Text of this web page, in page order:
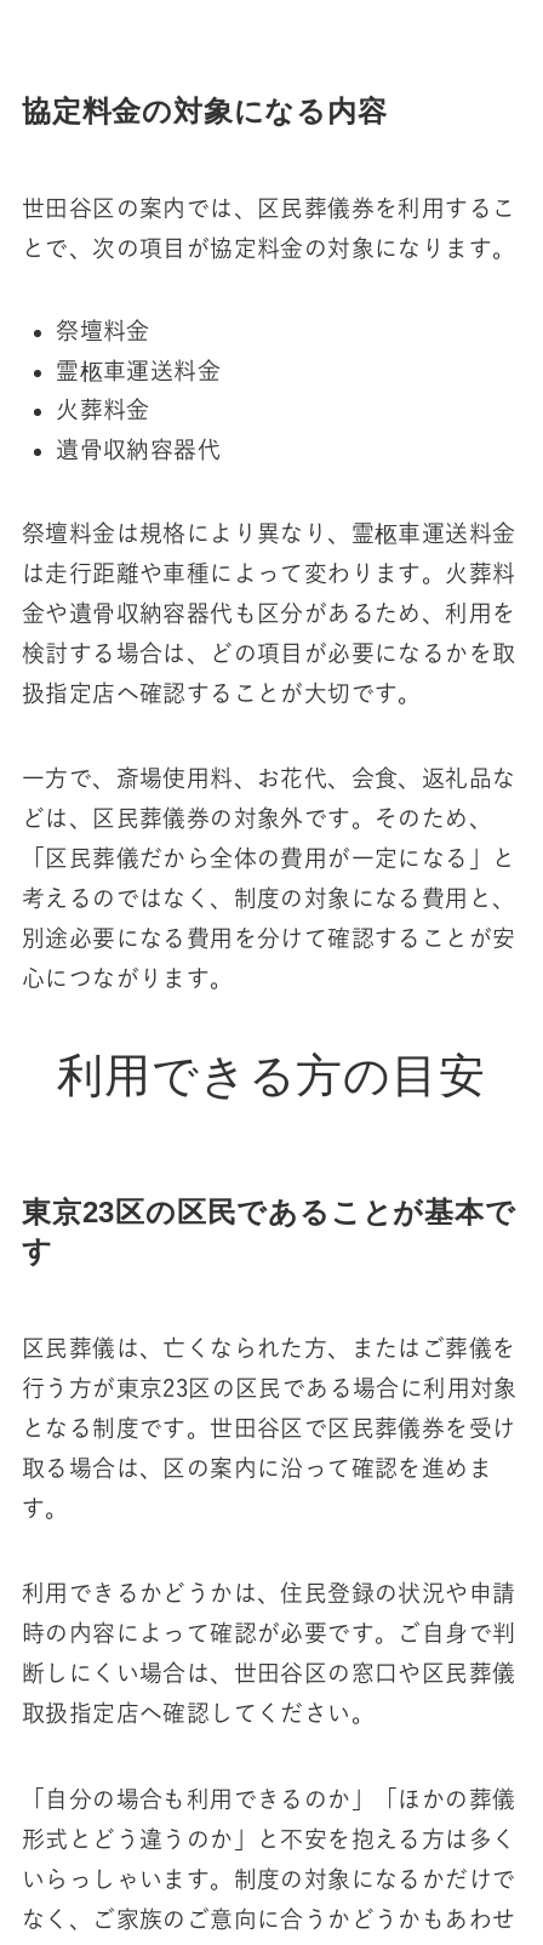
協定料金の対象になる内容
世田谷区の案内では、区民葬儀券を利用するこ
とで、次の項目が協定料金の対象になります。
祭壇料金
霊柩車運送料金
火葬料金
遺骨収納容器代
祭壇料金は規格により異なり、霊柩車運送料金
は走行距離や車種によって変わります。火葬料
金や遺骨収納容器代も区分があるため、利用を
検討する場合は、どの項目が必要になるかを取
扱指定店へ確認することが大切です。
一方で、斎場使用料、お花代、会食、返礼品な
どは、区民葬儀券の対象外です。そのため、
「区民葬儀だから全体の費用が一定になる」と
考えるのではなく、制度の対象になる費用と、
別途必要になる費用を分けて確認することが安
心につながります。
利用できる方の目安
東京23区の区民であることが基本で
す
区民葬儀は、亡くなられた方、またはご葬儀を
行う方が東京23区の区民である場合に利用対象
となる制度です。世田谷区で区民葬儀券を受け
取る場合は、区の案内に沿って確認を進めま
す。
利用できるかどうかは、住民登録の状況や申請
時の内容によって確認が必要です。ご自身で判
断しにくい場合は、世田谷区の窓口や区民葬儀
取扱指定店へ確認してください。
「自分の場合も利用できるのか」「ほかの葬儀
形式とどう違うのか」と不安を抱える方は多く
いらっしゃいます。制度の対象になるかだけで
なく、ご家族のご意向に合うかどうかもあわせ